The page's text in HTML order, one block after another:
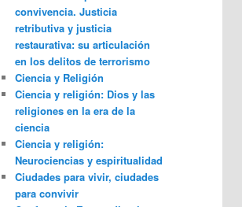
convivencia. Justicia
retributiva y justicia
restaurativa: su articulación
en los delitos de terrorismo
Ciencia y Religión
Ciencia y religión: Dios y las
religiones en la era de la
ciencia
Ciencia y religión:
Neurociencias y espiritualidad
Ciudades para vivir, ciudades
para convivir